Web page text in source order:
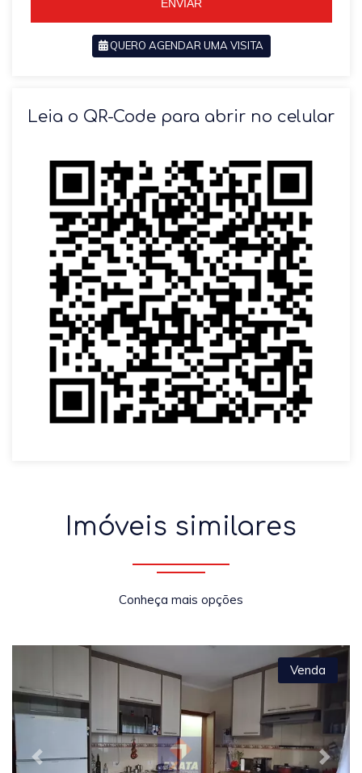
ENVIAR
QUERO AGENDAR UMA VISITA
Leia o QR-Code para abrir no celular
Imóveis similares
Conheça mais opções
Previous Next
Venda